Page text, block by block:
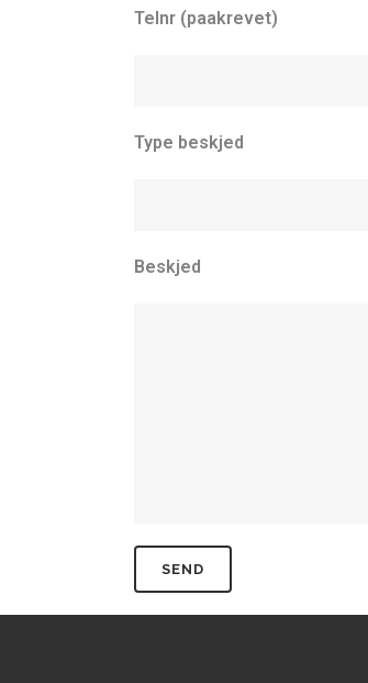
Telnr (paakrevet)
Type beskjed
Beskjed